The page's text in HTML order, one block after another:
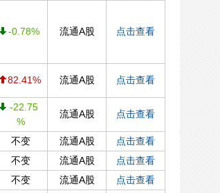
-0.78% 流通A股 点击查看
82.41% 流通A股 点击查看
-22.75
%
流通A股 点击查看
不变 流通A股
点击查看
不变 流通A股
点击查看
不变 流通A股 点击查看